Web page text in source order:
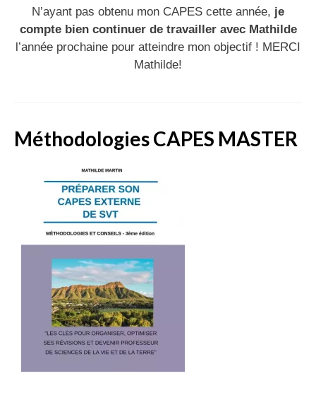
N’ayant pas obtenu mon CAPES cette année, je
compte bien continuer de travailler avec Mathilde
l’année prochaine pour atteindre mon objectif ! MERCI
Mathilde!
Méthodologies CAPES MASTER